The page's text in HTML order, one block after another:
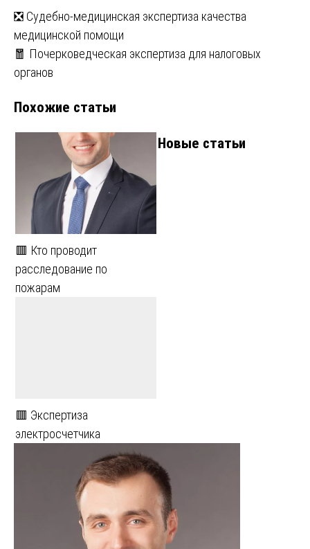
Навигация
по
записям
❎ Судебно-медицинская экспертиза качества
медицинской помощи
🧧 Почерковедческая экспертиза для налоговых
органов
Похожие статьи
🟥 Кто проводит
расследование по
пожарам
🟥 Экспертиза
электросчетчика
Новые статьи